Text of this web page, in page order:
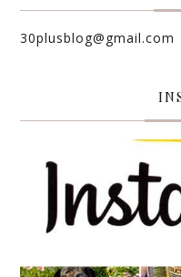
30plusblog@gmail.com